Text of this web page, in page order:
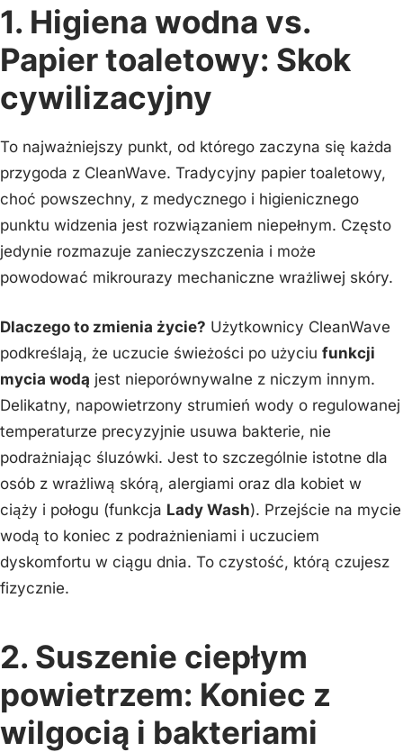
1. Higiena wodna vs.
Papier toaletowy: Skok
cywilizacyjny
To najważniejszy punkt, od którego zaczyna się każda
przygoda z CleanWave. Tradycyjny papier toaletowy,
choć powszechny, z medycznego i higienicznego
punktu widzenia jest rozwiązaniem niepełnym. Często
jedynie rozmazuje zanieczyszczenia i może
powodować mikrourazy mechaniczne wrażliwej skóry.
Dlaczego to zmienia życie? Użytkownicy CleanWave
podkreślają, że uczucie świeżości po użyciu funkcji
mycia wodą jest nieporównywalne z niczym innym.
Delikatny, napowietrzony strumień wody o regulowanej
temperaturze precyzyjnie usuwa bakterie, nie
podrażniając śluzówki. Jest to szczególnie istotne dla
osób z wrażliwą skórą, alergiami oraz dla kobiet w
ciąży i połogu (funkcja Lady Wash). Przejście na mycie
wodą to koniec z podrażnieniami i uczuciem
dyskomfortu w ciągu dnia. To czystość, którą czujesz
fizycznie.
2. Suszenie ciepłym
powietrzem: Koniec z
wilgocią i bakteriami